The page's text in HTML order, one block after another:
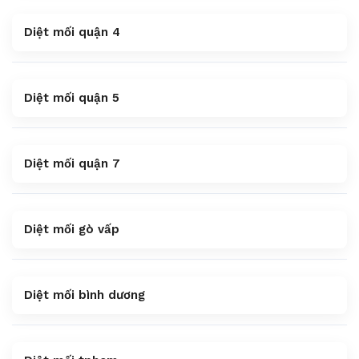
Diệt mối quận 4
Diệt mối quận 5
Diệt mối quận 7
Diệt mối gò vấp
Diệt mối bình dương